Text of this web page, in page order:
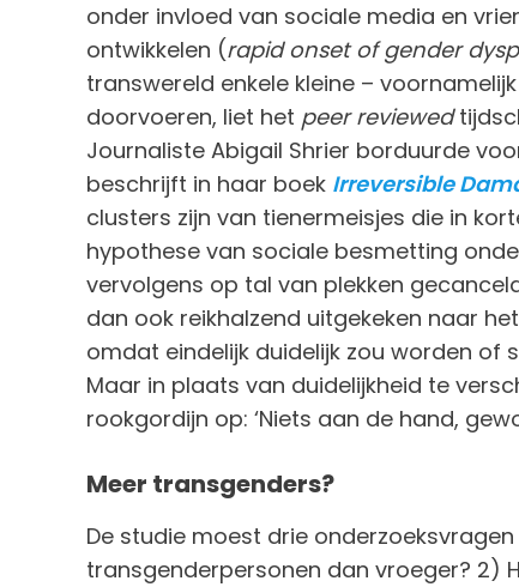
onder invloed van sociale media en
ontwikkelen (rapid onset of gender
transwereld enkele kleine –
doorvoeren, liet het peer reviewed
Journaliste Abigail Shrier borduurde
beschrijft in haar boek Irreversible
clusters zijn van tienermeisjes die in
hypothese van sociale besmetting
vervolgens op tal van plekken
dan ook reikhalzend uitgekeken naar
omdat eindelijk duidelijk zou worden of
Maar in plaats van duidelijkheid te
rookgordijn op: ‘Niets aan de hand,
Meer transgenders?
De studie moest drie
transgenderpersonen dan vroeger? 2)